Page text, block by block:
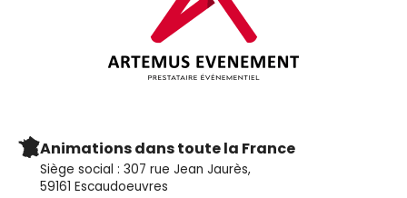
Animations dans toute la France
Siège social : 307 rue Jean Jaurès,
59161 Escaudoeuvres